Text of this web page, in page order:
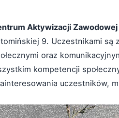
Aktywizacji Zawodowej
9. Uczestnikami są
oraz
kompetencji
uczestników,